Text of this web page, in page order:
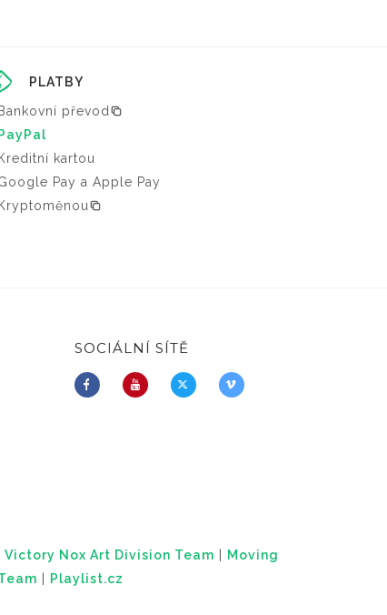
PLATBY
Bankovní převod
PayPal
Kreditní kartou
Pay a Apple Pay
Kryptoměnou
SOCIÁLNÍ SÍTĚ
Victory Nox Art Division Team
Moving
Playlist.cz